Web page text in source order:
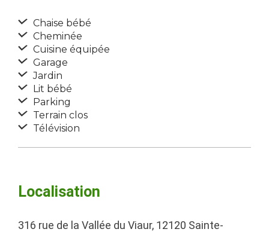
Chaise bébé
Cheminée
Cuisine équipée
Garage
Jardin
Lit bébé
Parking
Terrain clos
Télévision
Localisation
316 rue de la Vallée du Viaur, 12120 Sainte-